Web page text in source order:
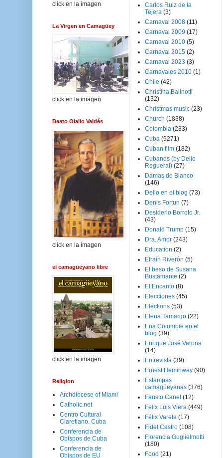
click en la imagen
La Virgen en Camagüey
click en la imagen
Beato Olallo Valdés
click en la imagen
el camagüeyano libre
click en la imagen
Religion
Archdiocese of Miami
Catholic.net
Centro Cultural
Claretiano. Cuba
Conferencia de
Obispos de Cuba
Conferencia de
Obispos de EU
Carlos Ruiz de la
Tejera (3)
Carnaval 2008 (11)
Carnaval 2009 (17)
Carnaval 2010 (5)
Carnaval 2015 (2)
Carnaval 2023 (3)
Carnavales 2010 (1)
Chile (42)
Christina Balinotti
(132)
Christmas music (23)
Church (1838)
Colombia (233)
Cuba (9271)
Cuban film (182)
Cubanos (by Delio
Regueral) (27)
Damas de Blanco
(146)
Delio en el blog (73)
Denis Fortun (7)
Desiderio Borroto Jr.
(43)
Donald Trump (15)
Dra. Amor (243)
Education (2)
Efraín Riverón (5)
El beso de Susana
Bustamante (2)
El Encanto (8)
Elecciones (45)
Elections (53)
Elena Tamargo (22)
Ena Columbie en el
blog (39)
Enrique José Varona
(14)
Entrevista (39)
Ernest Heminway (90)
Estampas
camagüeyanas (376)
Fausto Canel (12)
Felix Luis Viera (449)
Félix Varela (17)
Fidel Castro (108)
Florencia Guglielmotti
(180)
Food (21)